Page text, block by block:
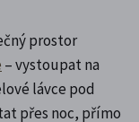
prostor
– vystoupat na
lávce pod
přes noc, přímo